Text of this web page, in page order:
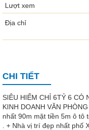
Lượt xem
Địa chỉ
CHI TIẾT
SIÊU HIẾM CHỈ 6TỶ 6 CÓ
KINH DOANH VĂN
nhất 90m mặt tiền 5m ô tô
. + Nhà vị trí đẹp nhất phố